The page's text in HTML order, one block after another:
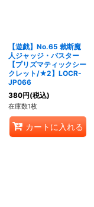
【遊戯】No.65 裁断魔
人ジャッジ・バスター
【プリズマティックシー
クレット/★2】LOCR-
JP066
380円(税込)
在庫数1枚
カートに入れる